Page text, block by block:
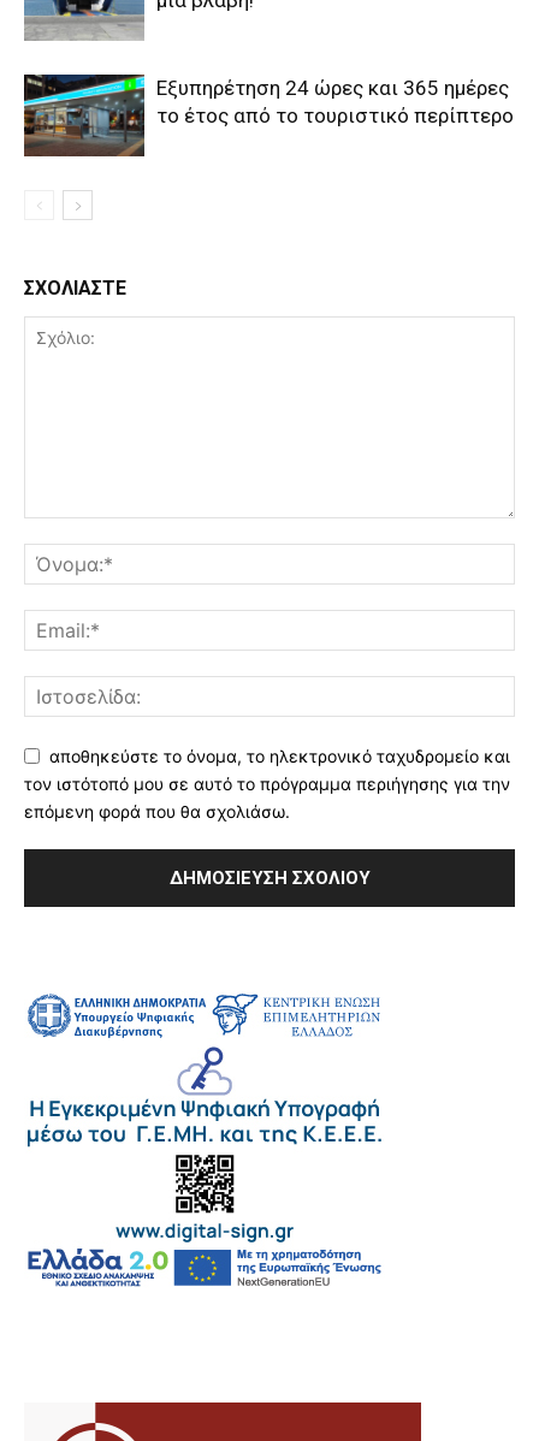
Εξυπηρέτηση 24 ώρες και 365 ημέρες
το έτος από το τουριστικό περίπτερο
ΣΧΟΛΙΑΣΤΕ
αποθηκεύστε το όνομα, το ηλεκτρονικό ταχυδρομείο και
τον ιστότοπό μου σε αυτό το πρόγραμμα περιήγησης για την
επόμενη φορά που θα σχολιάσω.